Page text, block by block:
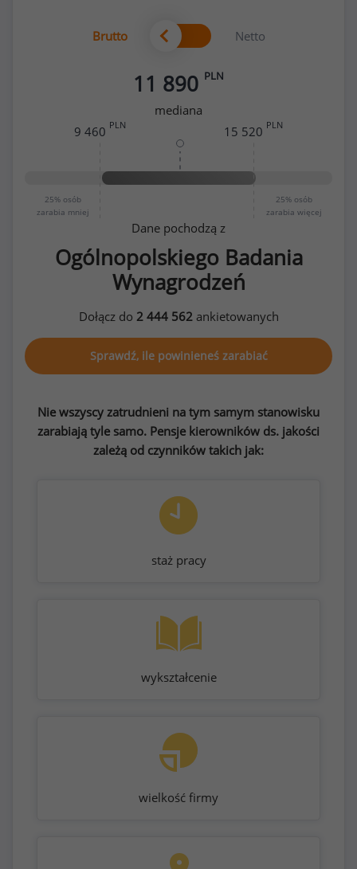
Brutto Netto
11 890 PLN
mediana
25% osób
zarabia mniej
25% osób
zarabia więcej
9 460 PLN 15 520 PLN
Dane pochodzą z
Ogólnopolskiego Badania
Wynagrodzeń
Dołącz do 2 444 562ankietowanych
Sprawdź, ile powinieneś zarabiać
Nie wszyscy zatrudnieni na tym samym stanowisku
zarabiają tyle samo. Pensje kierowników ds. jakości
zależą od czynników takich jak:
staż pracy
wykształcenie
wielkość firmy